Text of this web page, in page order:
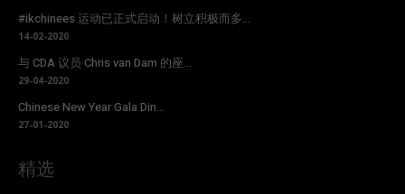
#ikchinees 运动已正式启动！树立积极而多...
14-02-2020
与 CDA 议员 Chris van Dam 的座...
29-04-2020
Chinese New Year Gala Din...
27-01-2020
精选